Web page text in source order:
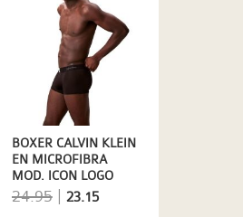
BOXER CALVIN KLEIN
EN MICROFIBRA
MOD. ICON LOGO
GRAPHIC EN NEGRO
24.95| 23.15